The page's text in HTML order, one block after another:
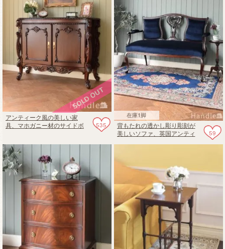
535
アンティーク風の美しい家
具、マホガニー材のサイドボ
在庫1脚
59
背もたれの透かし彫り彫刻が
美しいソファ、英国アンティ